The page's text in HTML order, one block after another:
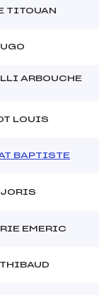
TITOUAN
ARBOUCHE
LOUIS
BAPTISTE
JORIS
EMERIC